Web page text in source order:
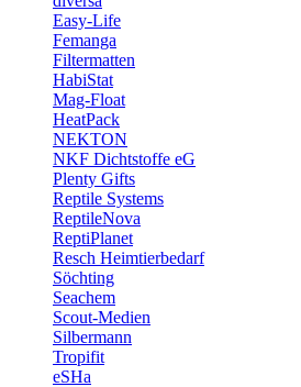
Easy-Life
Femanga
Filtermatten
HabiStat
Mag-Float
HeatPack
NEKTON
NKF Dichtstoffe eG
Plenty Gifts
Reptile Systems
ReptileNova
ReptiPlanet
Resch Heimtierbedarf
Söchting
Seachem
Scout-Medien
Silbermann
Tropifit
eSHa